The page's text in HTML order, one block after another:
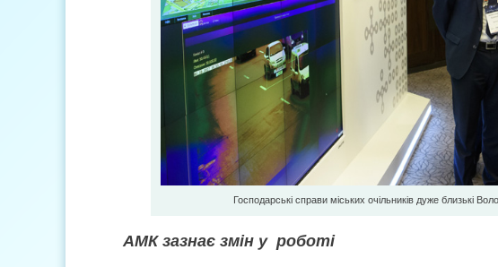
Господарські справи міських очільників дуже близькі
АМК зазнає змін у роботі